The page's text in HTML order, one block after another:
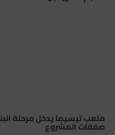
صفقات المشروع